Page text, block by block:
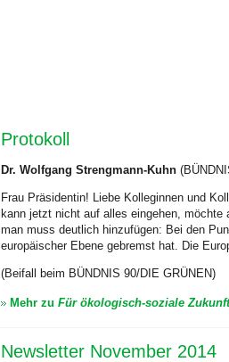
Protokoll
Dr. Wolfgang Strengmann-Kuhn
Frau Präsidentin! Liebe Kolleginnen und
kann jetzt nicht auf alles eingehen,
man muss deutlich hinzufügen: Bei den
europäischer Ebene gebremst hat. Die
(Beifall beim BÜNDNIS 90/DIE GRÜNEN)
Mehr zu Für ökologisch-soziale
Newsletter November 2014